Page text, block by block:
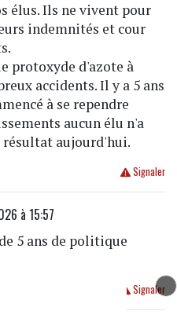
élus. Ils ne vivent pour
indemnités et cour
protoxyde d'azote à
accidents. Il y a 5 ans
à se rependre
aucun élu n'a
résultat aujourd'hui.
Signaler
à 15:57
5 ans de politique
Signaler